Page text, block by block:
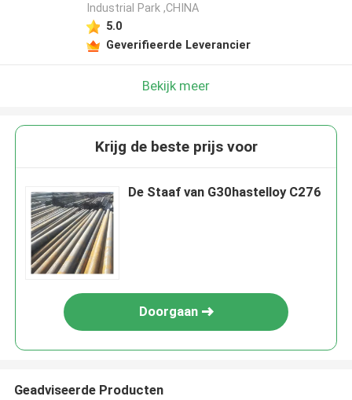
Industrial Park ,CHINA
5.0
Geverifieerde Leverancier
Bekijk meer
Krijg de beste prijs voor
De Staaf van G30hastelloy C276
Doorgaan
Geadviseerde Producten